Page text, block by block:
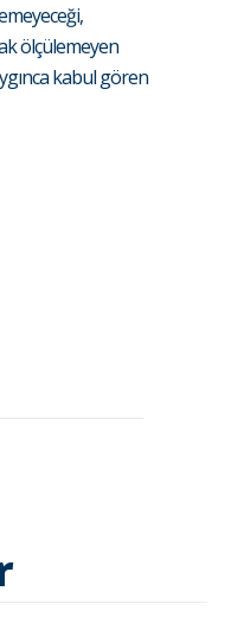
ölçülemeyen
kabul gören